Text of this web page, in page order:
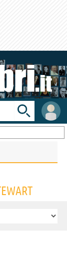
User
area
Toggle
search
bar